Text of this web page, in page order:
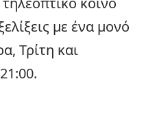
με ένα μονό
Τρίτη και